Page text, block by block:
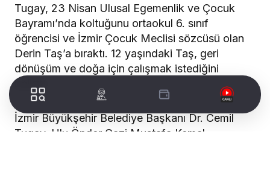
Tugay, 23 Nisan Ulusal Egemenlik ve Çocuk
Bayramı’nda koltuğunu ortaokul 6. sınıf
öğrencisi ve İzmir Çocuk Meclisi sözcüsü olan
Derin Taş’a bıraktı. 12 yaşındaki Taş, geri
dönüşüm ve doğa için çalışmak istediğini
belirtti.
İzmir Büyükşehir Belediye Başkanı Dr. Cemil
Tugay, Ulu Önder Gazi Mustafa Kemal